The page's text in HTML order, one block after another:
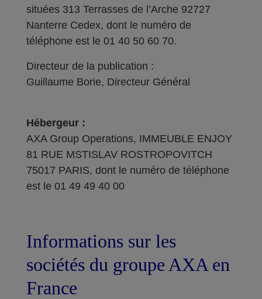
situées 313 Terrasses de l’Arche 92727
Nanterre Cedex, dont le numéro de
téléphone est le 01 40 50 60 70.
Directeur de la publication :
Guillaume Borie, Directeur Général
Hébergeur :
AXA Group Operations, IMMEUBLE ENJOY
81 RUE MSTISLAV ROSTROPOVITCH
75017 PARIS, dont le numéro de téléphone
est le 01 49 49 40 00
Informations sur les
sociétés du groupe AXA en
France